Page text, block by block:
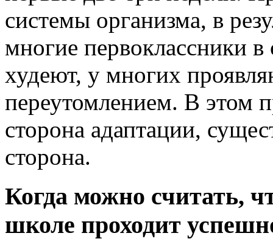
системы организма, в
многие первоклассники в
худеют, у многих
переутомлением. В этом
сторона адаптации,
сторона.
Когда можно считать,
школе проходит